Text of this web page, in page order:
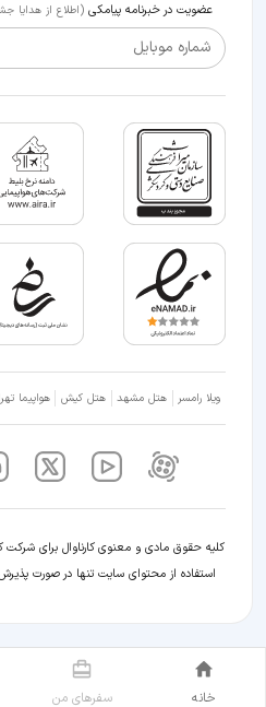
عضویت در خبرنامه پیامکی (اطلاع از هدایا
شماره موبایل
ویلا رامسر هتل مشهد هتل کیش هواپیما
کلیه حقوق مادی و معنوی کارناوال برای
استفاده از محتوای سایت تنها در صورت
خانه سفر‌های من